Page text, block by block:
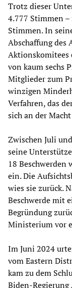
Trotz dieser
4.777 Stimmen
Stimmen. In
Abschaffung des
Aktionskomitees
von kaum sechs
Mitglieder zum
winzigen
Verfahren, das
sich an der
Zwischen Juli
seine
18 Beschwerden
ein. Die
wies sie zurück.
Beschwerde mit
Begründung
Ministerium vor
Im Juni 2024
vom Eastern
kam zu dem
Biden-